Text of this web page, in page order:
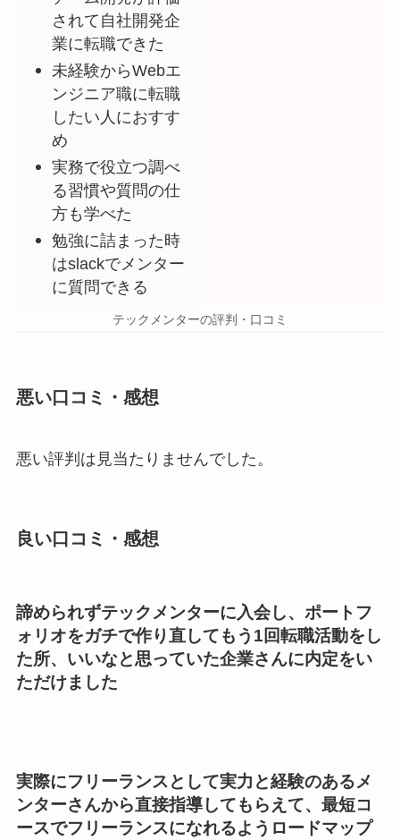
されて自社開発企
業に転職できた
未経験からWebエ
ンジニア職に転職
したい人におすす
め
実務で役立つ調べ
る習慣や質問の仕
方も学べた
勉強に詰まった時
はslackでメンター
に質問できる
テックメンターの評判・口コミ
悪い口コミ・感想
悪い評判は見当たりませんでした。
良い口コミ・感想
諦められずテックメンターに入会し、ポートフ
ォリオをガチで作り直してもう1回転職活動をし
た所、いいなと思っていた企業さんに内定をい
ただけました
実際にフリーランスとして実力と経験のあるメ
ンターさんから直接指導してもらえて、最短コ
ースでフリーランスになれるようロードマップ